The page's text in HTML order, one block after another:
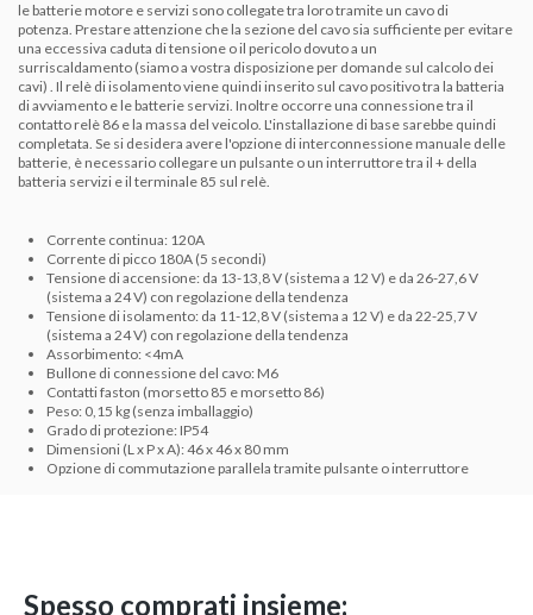
le batterie motore e servizi sono collegate tra loro tramite un cavo di
potenza. Prestare attenzione che la sezione del cavo sia sufficiente per evitare
una eccessiva caduta di tensione o il pericolo dovuto a un
surriscaldamento (siamo a vostra disposizione per domande sul calcolo dei
cavi) . Il relè di isolamento viene quindi inserito sul cavo positivo tra la batteria
di avviamento e le batterie servizi. Inoltre occorre una connessione tra il
contatto relè 86 e la massa del veicolo. L'installazione di base sarebbe quindi
completata. Se si desidera avere l'opzione di interconnessione manuale delle
batterie, è necessario collegare un pulsante o un interruttore tra il + della
batteria servizi e il terminale 85 sul relè.
Corrente continua: 120A
Corrente di picco 180A (5 secondi)
Tensione di accensione: da 13-13,8 V (sistema a 12 V) e da 26-27,6 V
(sistema a 24 V) con regolazione della tendenza
Tensione di isolamento: da 11-12,8 V (sistema a 12 V) e da 22-25,7 V
(sistema a 24 V) con regolazione della tendenza
Assorbimento: <4mA
Bullone di connessione del cavo: M6
Contatti faston (morsetto 85 e morsetto 86)
Peso: 0,15 kg (senza imballaggio)
Grado di protezione: IP54
Dimensioni (L x P x A): 46 x 46 x 80 mm
Opzione di commutazione parallela tramite pulsante o interruttore
Spesso comprati insieme: